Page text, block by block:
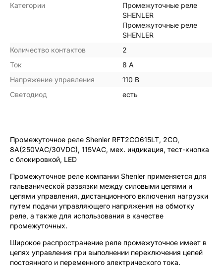
Категории
Промежуточные реле
SHENLER
Промежуточные реле
SHENLER
Количество контактов
2
Ток
8 А
Напряжение управления
110 В
Светодиод
есть
Промежуточное реле Shenler RFT2CO615LT, 2CO,
8A(250VAC/30VDC), 115VAC, мех. индикация, тест-кнопка
с блокировкой, LED
Промежуточное реле компании Shenler применяется для
гальванической развязки между силовыми цепями и
цепями управления, дистанционного включения нагрузки
путем подачи управляющего напряжения на обмотку
реле, а также для использования в качестве
промежуточных.
Широкое распространение реле промежуточное имеет в
цепях управления при выполнении переключения цепей
постоянного и переменного электрического тока.